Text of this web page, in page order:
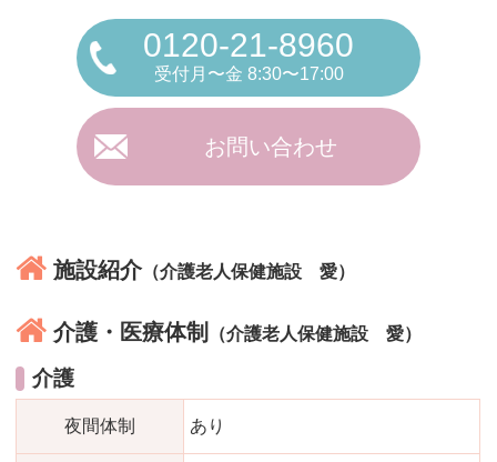
0120-21-8960
受付月〜金 8:30〜17:00
お問い合わせ
施設紹介（介護老人保健施設 愛）
介護・医療体制 （介護老人保健施設 愛）
介護
夜間体制 あり